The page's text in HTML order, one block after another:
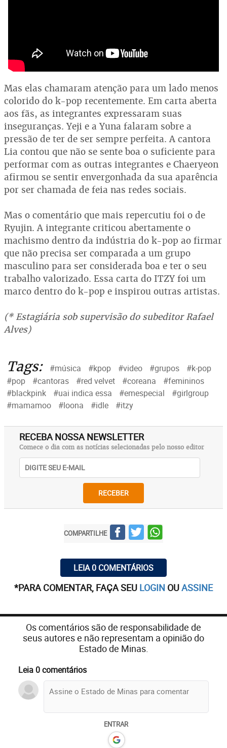
Mas elas chamaram atenção para um lado menos
colorido do k-pop recentemente. Em carta aberta
aos fãs, as integrantes expressaram suas
inseguranças. Yeji e a Yuna falaram sobre a
pressão de ter de ser sempre perfeita. A cantora
Lia contou que não se sente boa o suficiente para
performar com as outras integrantes e Chaeryeon
afirmou se sentir envergonhada da sua aparência
por ser chamada de feia nas redes sociais.
Mas o comentário que mais repercutiu foi o de
Ryujin. A integrante criticou abertamente o
machismo dentro da indústria do k-pop ao firmar
que não precisa ser comparada a um grupo
masculino para ser considerada boa e ter o seu
trabalho valorizado. Essa carta do ITZY foi um
marco dentro do k-pop e inspirou outras artistas.
(* Estagiária sob supervisão do subeditor Rafael
Alves)
Tags: #música #kpop #video #grupos
#k-pop
#pop
#cantoras #red velvet #coreana
#femininos
#blackpink
#uai indica essa #emespecial
#girlgroup
#mamamoo
#loona #idle #itzy
RECEBA NOSSA NEWSLETTER
Comece o dia com as notícias selecionadas pelo nosso editor
RECEBER
COMPARTILHE
LEIA 0 COMENTÁRIOS
*PARA COMENTAR, FAÇA SEU LOGIN OUASSINE
Os comentários são de responsabilidade de
seus autores e não representam a opinião do
Estado de Minas.
Leia 0 comentários
ENTRAR